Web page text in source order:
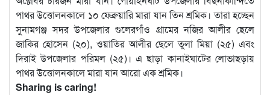
পাথর উত্তোলনকালে ১০ ফেব্রুয়ারি মারা যান তিন শ্রমিক। তারা হচ্ছেন
সুনামগঞ্জ সদর উপজেলার গুলেরগাঁও গ্রামের নজির আলীর ছেলে
জাকির হোসেন (২০), ওয়াতির আলীর ছেলে তুলা মিয়া (২৫) এবং
দিরাই উপজেলার পরিমল (২৫)। এ ছাড়া কানাইঘাটের লোভাছড়ায়
পাথর উত্তোলনকালে মারা যান আরো এক শ্রমিক।
Sharing is caring!